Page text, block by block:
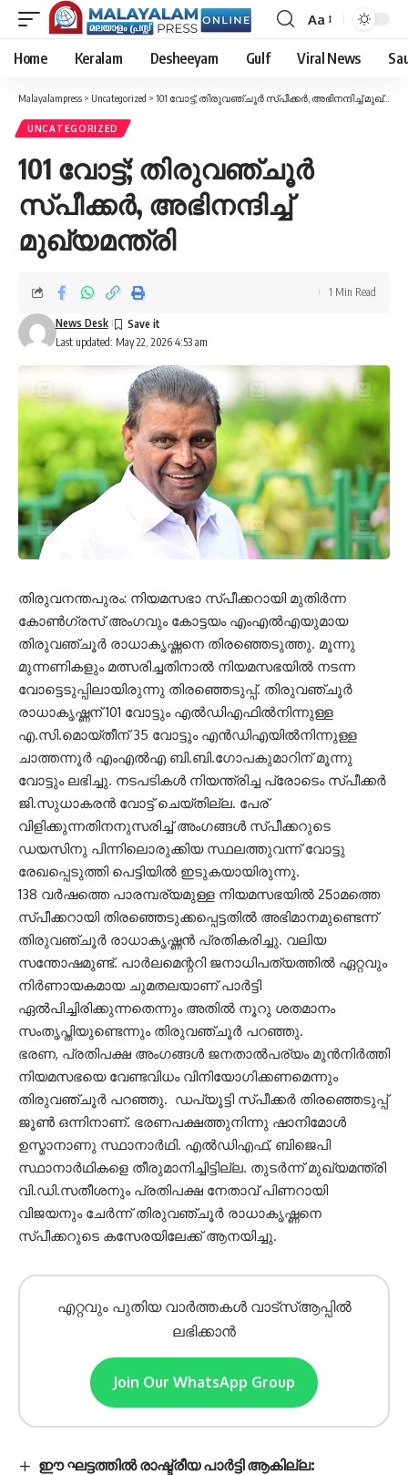
Font
Resizer
Aa
Home Keralam Desheeyam Gulf Viral News
Malayalampress > Uncategorized > 101 വോട്ട്; തിരുവഞ്ചൂർ സ്പീക്കർ, അഭിനന്ദിച്ച് മുഖ്യമന്ത്രി
UNCATEGORIZED
101 വോട്ട്; തിരുവഞ്ചൂർ
സ്പീക്കർ, അഭിനന്ദിച്ച്
മുഖ്യമന്ത്രി
Last updated: May 22, 2026 4:53 am
News Desk
1 Min Read
തിരുവനന്തപുരം: നിയമസഭാ സ്പീക്കറായി മുതിര്‍ന്ന
കോണ്‍ഗ്രസ് അംഗവും കോട്ടയം എംഎല്‍എയുമായ
തിരുവഞ്ചൂര്‍ രാധാകൃഷ്ണനെ തിരഞ്ഞെടുത്തു. മൂന്നു
മുന്നണികളും മത്സരിച്ചതിനാല്‍ നിയമസഭയില്‍ നടന്ന
വോട്ടെടുപ്പിലായിരുന്നു തിരഞ്ഞെടുപ്പ്. തിരുവഞ്ചൂര്‍
രാധാകൃഷ്ണന് 101 വോട്ടും എല്‍ഡിഎഫില്‍നിന്നുള്ള
എ.സി.മൊയ്തീന് 35 വോട്ടും എന്‍ഡിഎയില്‍നിന്നുള്ള
ചാത്തന്നൂര്‍ എംഎല്‍എ ബി.ബി.ഗോപകുമാറിന് മൂന്നു
വോട്ടും ലഭിച്ചു. നടപടികള്‍ നിയന്ത്രിച്ച പ്രോടെം സ്പീക്കര്‍
ജി.സുധാകരന്‍ വോട്ട് ചെയ്തില്ല. പേര്
വിളിക്കുന്നതിനനുസരിച്ച് അംഗങ്ങള്‍ സ്പീക്കറുടെ
ഡയസിനു പിന്നിലൊരുക്കിയ സ്ഥലത്തുവന്ന് വോട്ടു
രേഖപ്പെടുത്തി പെട്ടിയില്‍ ഇടുകയായിരുന്നു.
138 വര്‍ഷത്തെ പാരമ്പര്യമുള്ള നിയമസഭയില്‍ 25ാമത്തെ
സ്പീക്കറായി തിരഞ്ഞെടുക്കപ്പെട്ടതില്‍ അഭിമാനമുണ്ടെന്ന്
തിരുവഞ്ചൂര്‍ രാധാകൃഷ്ണന്‍ പ്രതികരിച്ചു. വലിയ
സന്തോഷമുണ്ട്. പാര്‍ലമെന്ററി ജനാധിപത്യത്തില്‍ ഏറ്റവും
നിര്‍ണായകമായ ചുമതലയാണ് പാര്‍ട്ടി
ഏല്‍പിച്ചിരിക്കുന്നതെന്നും അതില്‍ നൂറു ശതമാനം
സംതൃപ്തിയുണ്ടെന്നും തിരുവഞ്ചൂര്‍ പറഞ്ഞു.
ഭരണ, പ്രതിപക്ഷ അംഗങ്ങള്‍ ജനതാല്‍പര്യം മുന്‍നിര്‍ത്തി
നിയമസഭയെ വേണ്ടവിധം വിനിയോഗിക്കണമെന്നും
തിരുവഞ്ചൂര്‍ പറഞ്ഞു. ഡപ്യൂട്ടി സ്പീക്കര്‍ തിരഞ്ഞെടുപ്പ്
ജൂണ്‍ ഒന്നിനാണ്. ഭരണപക്ഷത്തുനിന്നു ഷാനിമോള്‍
ഉസ്മാനാണു സ്ഥാനാര്‍ഥി. എല്‍ഡിഎഫ്, ബിജെപി
സ്ഥാനാര്‍ഥികളെ തീരുമാനിച്ചിട്ടില്ല. തുടര്‍ന്ന് മുഖ്യമന്ത്രി
വി.ഡി.സതീശനും പ്രതിപക്ഷ നേതാവ് പിണറായി
വിജയനും ചേര്‍ന്ന് തിരുവഞ്ചൂര്‍ രാധാകൃഷ്ണനെ
സ്പീക്കറുടെ കസേരയിലേക്ക് ആനയിച്ചു.
എറ്റവും പുതിയ വാർത്തകൾ വാട്സ്ആപ്പിൽ
ലഭിക്കാൻ
Join Our WhatsApp Group
ഈ ഘട്ടത്തിൽ രാഷ്ട്രീയ പാർട്ടി ആകില്ല: